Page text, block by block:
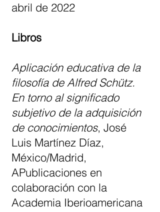
abril de 2022
Libros
Aplicación educativa de la
filosofía de Alfred Schütz.
En torno al significado
subjetivo de la adquisición
de conocimientos, José
Luis Martínez Díaz,
México/Madrid,
APublicaciones en
colaboración con la
Academia Iberioamericana